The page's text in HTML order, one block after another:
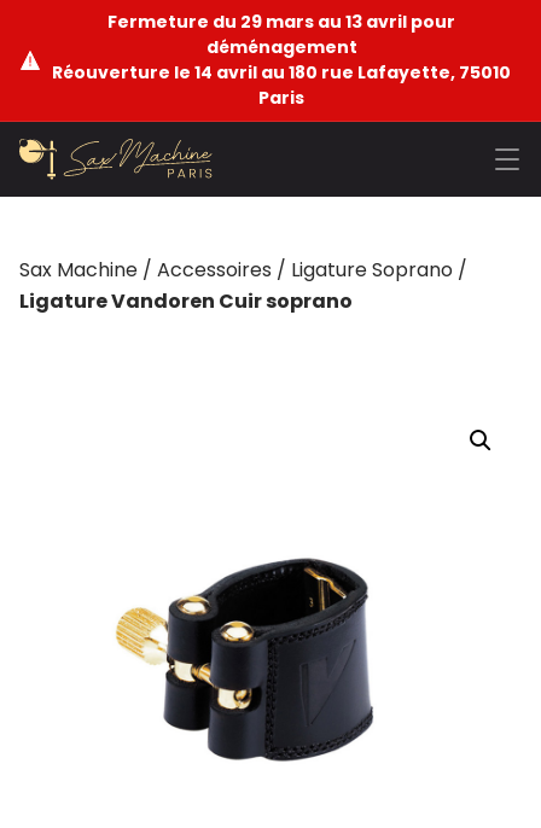
Fermeture du 29 mars au 13 avril pour
déménagement
Réouverture le 14 avril au 180 rue Lafayette, 75010
Paris
Sax Machine / Accessoires / Ligature Soprano /
Ligature Vandoren Cuir soprano